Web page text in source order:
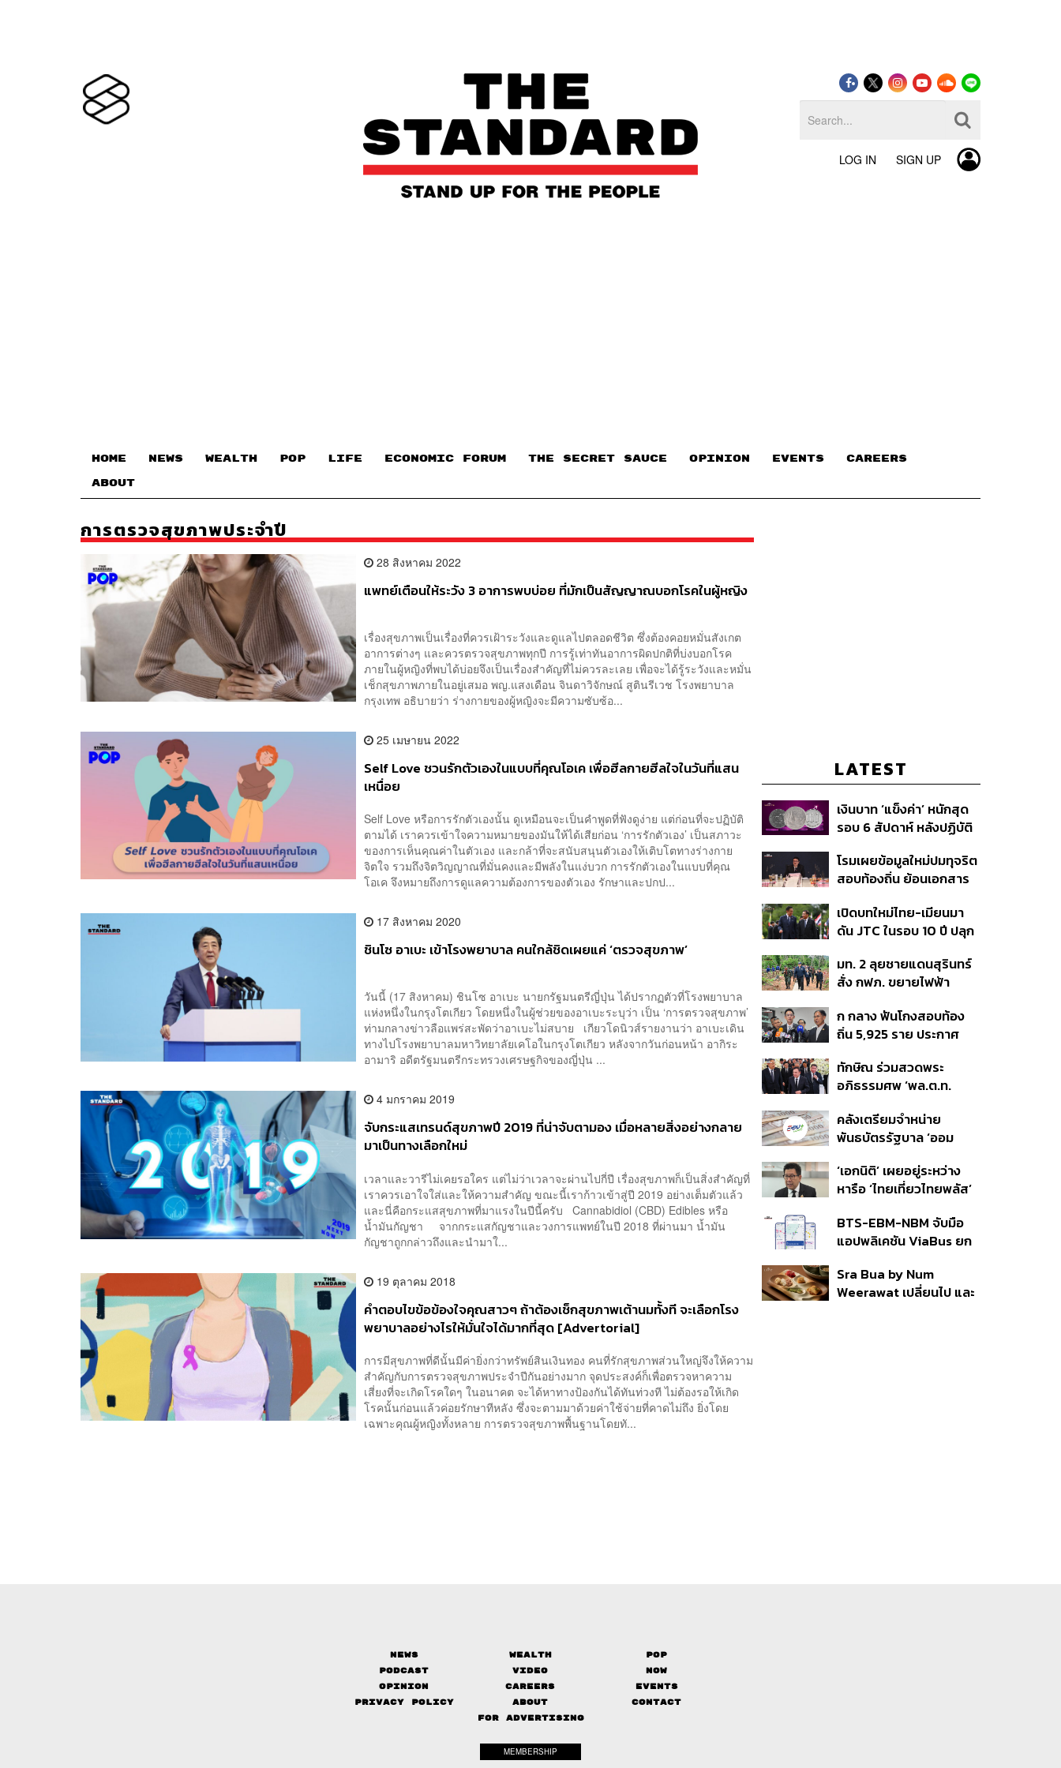
LOG IN SIGN UP
HOME NEWS WEALTH POP LIFE ECONOMIC FORUM THE SECRET SAUCE​ OPINION EVENTS CAREERS
ABOUT
การตรวจสุขภาพประจำปี
28 สิงหาคม 2022
แพทย์เตือนให้ระวัง 3 อาการพบบ่อย ที่มักเป็นสัญญาณบอกโรคในผู้หญิง
เรื่องสุขภาพเป็นเรื่องที่ควรเฝ้าระวังและดูแลไปตลอดชีวิต ซึ่งต้องคอยหมั่นสังเกต
อาการต่างๆ และควรตรวจสุขภาพทุกปี การรู้เท่าทันอาการผิดปกติที่บ่งบอกโรค
ภายในผู้หญิงที่พบได้บ่อยจึงเป็นเรื่องสำคัญที่ไม่ควรละเลย เพื่อจะได้รู้ระวังและหมั่น
เช็กสุขภาพภายในอยู่เสมอ พญ.แสงเดือน จินดาวิจักษณ์ สูตินรีเวช โรงพยาบาล
กรุงเทพ อธิบายว่า ร่างกายของผู้หญิงจะมีความซับซ้อ...
25 เมษายน 2022
Self Love ชวนรักตัวเองในแบบที่คุณโอเค เพื่อฮีลกายฮีลใจในวันที่แสน
เหนื่อย
Self Love หรือการรักตัวเองนั้น ดูเหมือนจะเป็นคำพูดที่ฟังดูง่าย แต่ก่อนที่จะปฏิบัติ
ตามได้ เราควรเข้าใจความหมายของมันให้ได้เสียก่อน ‘การรักตัวเอง’ เป็นสภาวะ
ของการเห็นคุณค่าในตัวเอง และกล้าที่จะสนับสนุนตัวเองให้เติบโตทางร่างกาย
จิตใจ รวมถึงจิตวิญญาณที่มั่นคงและมีพลังในแง่บวก การรักตัวเองในแบบที่คุณ
โอเค จึงหมายถึงการดูแลความต้องการของตัวเอง รักษาและปกป...
17 สิงหาคม 2020
ชินโซ อาเบะ เข้าโรงพยาบาล คนใกล้ชิดเผยแค่ ‘ตรวจสุขภาพ’
วันนี้ (17 สิงหาคม) ชินโซ อาเบะ นายกรัฐมนตรีญี่ปุ่น ได้ปรากฏตัวที่โรงพยาบาล
แห่งหนึ่งในกรุงโตเกียว โดยหนึ่งในผู้ช่วยของอาเบะระบุว่า เป็น ‘การตรวจสุขภาพ’
ท่ามกลางข่าวลือแพร่สะพัดว่าอาเบะไม่สบาย เกียวโดนิวส์รายงานว่า อาเบะเดิน
ทางไปโรงพยาบาลมหาวิทยาลัยเคโอในกรุงโตเกียว หลังจากวันก่อนหน้า อากิระ
อามาริ อดีตรัฐมนตรีกระทรวงเศรษฐกิจของญี่ปุ่น ...
4 มกราคม 2019
จับกระแสเทรนด์สุขภาพปี 2019 ที่น่าจับตามอง เมื่อหลายสิ่งอย่างกลาย
มาเป็นทางเลือกใหม่
เวลาและวารีไม่เคยรอใคร แต่ไม่ว่าเวลาจะผ่านไปกี่ปี เรื่องสุขภาพก็เป็นสิ่งสำคัญที่
เราควรเอาใจใส่และให้ความสำคัญ ขณะนี้เราก้าวเข้าสู่ปี 2019 อย่างเต็มตัวแล้ว
และนี่คือกระแสสุขภาพที่มาแรงในปีนี้ครับ Cannabidiol (CBD) Edibles หรือ
น้ำมันกัญชา จากกระแสกัญชาและวงการแพทย์ในปี 2018 ที่ผ่านมา น้ำมัน
กัญชาถูกกล่าวถึงและนำมาใ...
19 ตุลาคม 2018
คำตอบไขข้อข้องใจคุณสาวๆ ถ้าต้องเช็กสุขภาพเต้านมทั้งที จะเลือกโรง
พยาบาลอย่างไรให้มั่นใจได้มากที่สุด [Advertorial]
การมีสุขภาพที่ดีนั้นมีค่ายิ่งกว่าทรัพย์สินเงินทอง คนที่รักสุขภาพส่วนใหญ่จึงให้ความ
สำคัญกับการตรวจสุขภาพประจำปีกันอย่างมาก จุดประสงค์ก็เพื่อตรวจหาความ
เสี่ยงที่จะเกิดโรคใดๆ ในอนาคต จะได้หาทางป้องกันได้ทันท่วงที ไม่ต้องรอให้เกิด
โรคนั้นก่อนแล้วค่อยรักษาทีหลัง ซึ่งจะตามมาด้วยค่าใช้จ่ายที่คาดไม่ถึง ยิ่งโดย
เฉพาะคุณผู้หญิงทั้งหลาย การตรวจสุขภาพพื้นฐานโดยทั...
LATEST
เงินบาท ‘แข็งค่า’ หนักสุด
รอบ 6 สัปดาห์ หลังปฏิบัติ
สหรัฐฯ-ญี่ปุ่น Standard
Chartered เปิดเป้าสิ้นปีนี้
ต่อดอลลาร์
โรมเผยข้อมูลใหม่ปมทุจริต
สอบท้องถิ่น ย้อนเอกสาร
อนุทิน จ่อสอบต่อเอี่ยว
ตัดตอน ม.บูรพา หรือไม่
เปิดบทใหม่ไทย-เมียนมา
ดัน JTC ในรอบ 10 ปี ปลุก
ชายแดน ท่าเรือน้ำลึก
ทวาย
มท. 2 ลุยชายแดนสุรินทร์
สั่ง กฟภ. ขยายไฟฟ้า
350’ เสริมความมั่นคง
ชายแดน
ก กลาง ฟันโกงสอบท้อง
ถิ่น 5,925 ราย ประกาศ
ราย รอ ป.ป.ช. ขีดเส้นแล้ว
เสร็จ 31 ส.ค.
ทักษิณ ร่วมสวดพระ
อภิธรรมศพ ‘พล.ต.ท.
สิน’ สิริอายุ 103 ปี แกนนำ
เพื่อไทย-บุคคลหลาก
คลังเตรียมจำหน่าย
พันธบัตรรัฐบาล ‘ออม
ก.ย.นี้ อาจเพิ่มสัดส่วนการ
ขายแบบ Small Lot First
‘เอกนิติ’ เผยอยู่ระหว่าง
หารือ ‘ไทยเที่ยวไทยพลัส’
แสนล้าน มั่นใจงบต่อ ‘ไทย
ช่วยไทย พลัส’ เฟส 2 มี
BTS-EBM-NBM จับมือ
แอปพลิเคชัน ViaBus ยก
รถไฟฟ้า 3 สายแบบเรียล
ไทม์
Sra Bua by Num
Weerawat เปลี่ยนไป และ
News Wealth
Pop
Podcast
Video
Now
Opinion
Careers
Events
Privacy Policy
About
Contact
FOR ADVERTISING
MEMBERSHIP